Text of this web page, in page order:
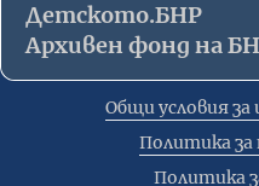
Детското.БНР
Архивен фонд на
Общи условия за
Политика
Политика